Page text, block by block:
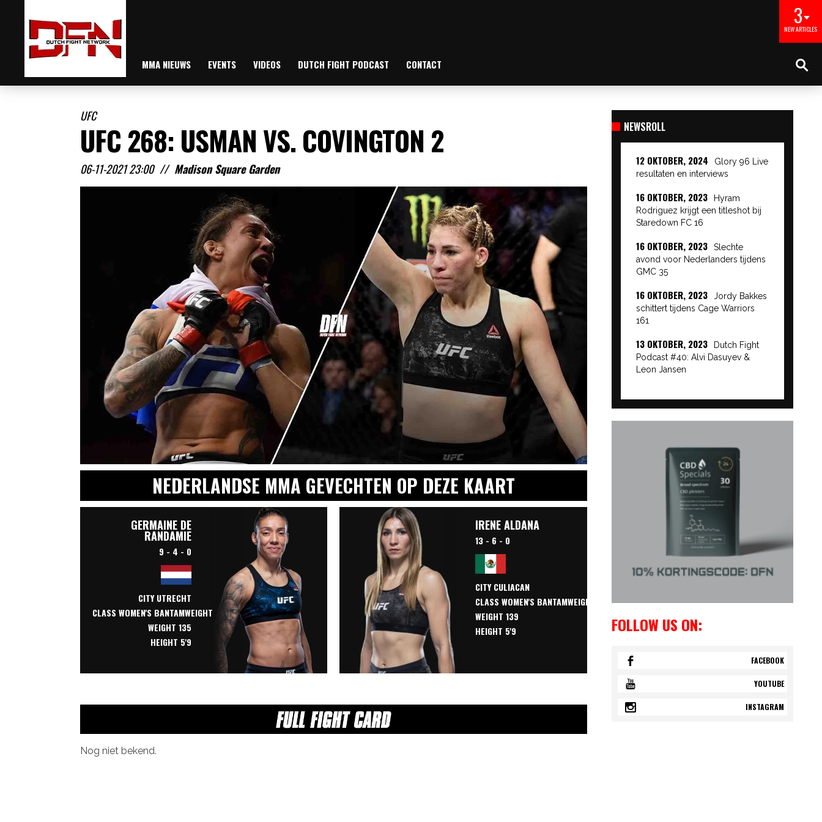
3
NEW ARTICLES
MMA NIEUWS EVENTS VIDEOS DUTCH FIGHT PODCAST CONTACT
UFC
UFC 268: USMAN VS. COVINGTON 2
06-11-2021 23:00 // Madison Square Garden
NEDERLANDSE MMA GEVECHTEN OP DEZE KAART
GERMAINE DE
RANDAMIE
9 - 4 - 0
CITY UTRECHT
CLASS WOMEN'S BANTAMWEIGHT
WEIGHT 135
HEIGHT 5'9
IRENE ALDANA
13 - 6 - 0
CITY CULIACAN
CLASSWOMEN'S BANTAMWEIGHT
WEIGHT 139
HEIGHT 5'9
Nog niet bekend.
NEWSROLL
12 OKTOBER, 2024
Glory 96 Live
resultaten en interviews
16 OKTOBER, 2023
Hyram
Rodriguez krijgt een titleshot bij
Staredown FC 16
16 OKTOBER, 2023
Slechte
avond voor Nederlanders tijdens
GMC 35
16 OKTOBER, 2023
Jordy Bakkes
schittert tijdens Cage Warriors
161
13 OKTOBER, 2023
Dutch Fight
Podcast #40: Alvi Dasuyev &
Leon Jansen
FOLLOW US ON:
FACEBOOK
YOUTUBE
INSTAGRAM